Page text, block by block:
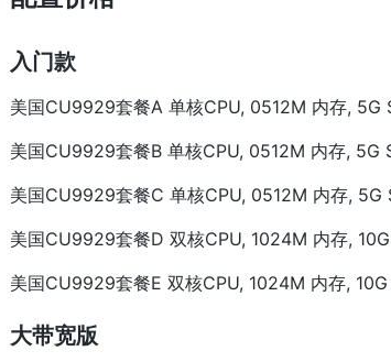
入门款
美国CU9929套餐A 单核CPU, 0512M 内存,
美国CU9929套餐B 单核CPU, 0512M 内存,
美国CU9929套餐C 单核CPU, 0512M 内存,
美国CU9929套餐D 双核CPU, 1024M 内存,
美国CU9929套餐E 双核CPU, 1024M 内存,
大带宽版